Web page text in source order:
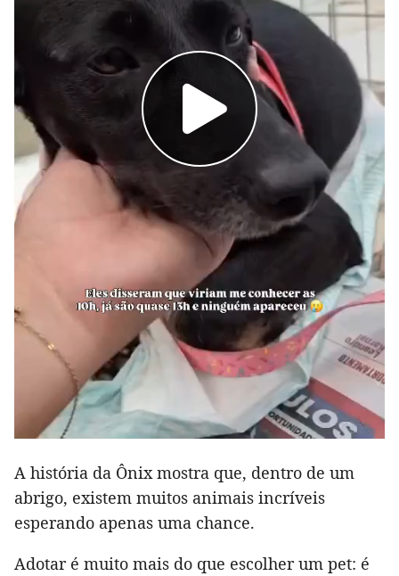
A história da Ônix mostra que, dentro de um
abrigo, existem muitos animais incríveis
esperando apenas uma chance.
Adotar é muito mais do que escolher um pet: é